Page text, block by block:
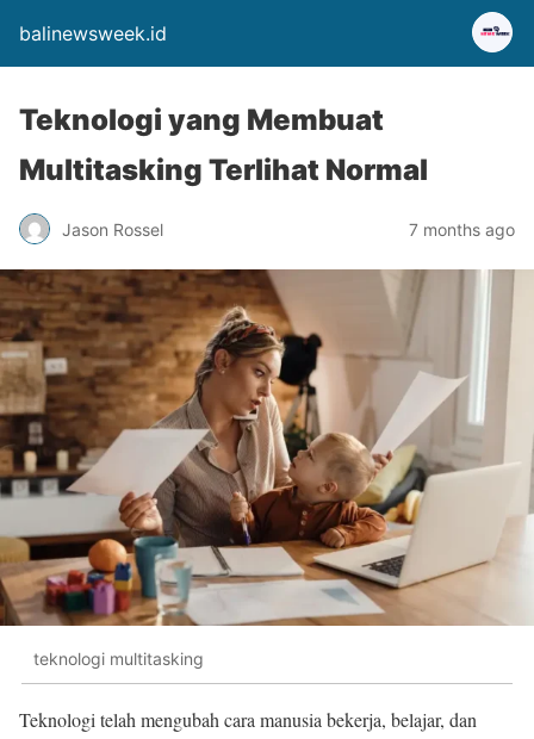
balinewsweek.id
Teknologi yang Membuat
Multitasking Terlihat Normal
Jason Rossel 7 months ago
teknologi multitasking
Teknologi telah mengubah cara manusia bekerja, belajar, dan